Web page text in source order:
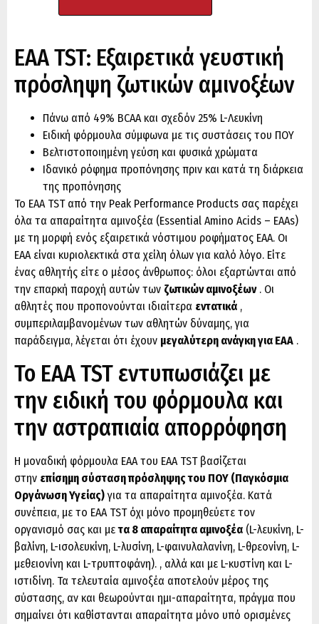
EAA TST: Εξαιρετικά γευστική
πρόσληψη ζωτικών αμινοξέων
Πάνω από 49% BCAA και σχεδόν 25% L-Λευκίνη
Ειδική φόρμουλα σύμφωνα με τις συστάσεις του ΠΟΥ
Βελτιστοποιημένη γεύση και φυσικά χρώματα
Ιδανικό ρόφημα προπόνησης πριν και κατά τη διάρκεια
της προπόνησης
Το EAA TST από την Peak Performance Products σας παρέχει
όλα τα απαραίτητα αμινοξέα (Essential Amino Acids – EAAs)
με τη μορφή ενός εξαιρετικά νόστιμου ροφήματος EAA. Οι
EAA είναι κυριολεκτικά στα χείλη όλων για καλό λόγο. Είτε
ένας αθλητής είτε ο μέσος άνθρωπος: όλοι εξαρτώνται από
την επαρκή παροχή αυτών των ζωτικών αμινοξέων. Οι
αθλητές που προπονούνται ιδιαίτερα εντατικά ,
συμπεριλαμβανομένων των αθλητών δύναμης, για
παράδειγμα, λέγεται ότι έχουν μεγαλύτερη ανάγκη για EAA .
Το EAA TST εντυπωσιάζει με
την ειδική του φόρμουλα και
την αστραπιαία απορρόφηση
Η μοναδική φόρμουλα EAA του EAA TST βασίζεται
στην επίσημη σύσταση πρόσληψης του ΠΟΥ (Παγκόσμια
Οργάνωση Υγείας)για τα απαραίτητα αμινοξέα. Κατά
συνέπεια, με το EAA TST όχι μόνο προμηθεύετε τον
οργανισμό σας και μετα 8 απαραίτητα αμινοξέα (L-λευκίνη, L-
βαλίνη, L-ισολευκίνη, L-λυσίνη, L-φαινυλαλανίνη, L-θρεονίνη, L-
μεθειονίνη και L-τρυπτοφάνη). , αλλά και με L-κυστίνη και L-
ιστιδίνη. Τα τελευταία αμινοξέα αποτελούν μέρος της
σύστασης, αν και θεωρούνται ημι-απαραίτητα, πράγμα που
σημαίνει ότι καθίστανται απαραίτητα μόνο υπό ορισμένες